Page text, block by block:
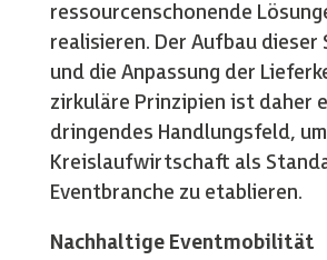
ressourcenschonende
realisieren. Der Aufbau dieser
und die Anpassung der
zirkuläre Prinzipien ist daher
dringendes Handlungsfeld, um
Kreislaufwirtschaft als
Eventbranche zu etablieren.
Nachhaltige Eventmobilität